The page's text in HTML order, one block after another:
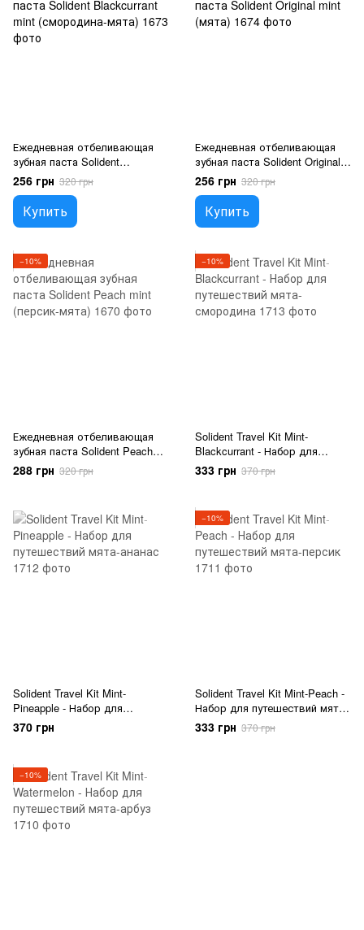
Ежедневная отбеливающая
зубная паста Solident
Blackcurrant mint (смородина-
мята)
256 грн 320 грн
Купить
Ежедневная отбеливающая
зубная паста Solident Original
mint (мята)
256 грн 320 грн
Купить
−10%
Ежедневная отбеливающая
зубная паста Solident Peach
mint (персик-мята)
288 грн 320 грн
−10%
Solident Travel Kit Mint-
Blackcurrant - Набор для
путешествий мята-смородина
333 грн 370 грн
Solident Travel Kit Mint-
Pineapple - Набор для
путешествий мята-ананас
370 грн
−10%
Solident Travel Kit Mint-Peach -
Набор для путешествий мята-
персик
333 грн 370 грн
−10%